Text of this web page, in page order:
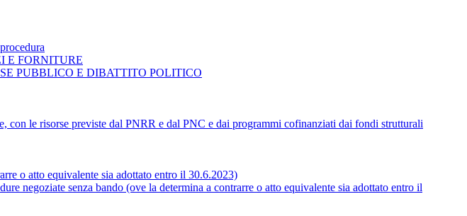
E FORNITURE
PUBBLICO E DIBATTITO POLITICO
le risorse previste dal PNRR e dal PNC e dai programmi cofinanziati dai fondi strutturali
o atto equivalente sia adottato entro il 30.6.2023)
negoziate senza bando (ove la determina a contrarre o atto equivalente sia adottato entro il